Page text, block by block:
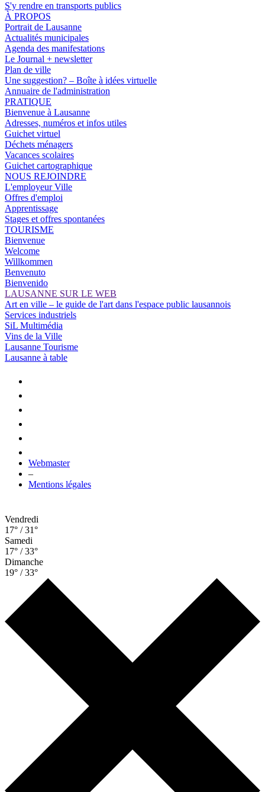
S'y rendre en transports publics
À PROPOS
Portrait de Lausanne
Actualités municipales
Agenda des manifestations
Le Journal + newsletter
Plan de ville
Une suggestion? – Boîte à idées virtuelle
Annuaire de l'administration
PRATIQUE
Bienvenue à Lausanne
Adresses, numéros et infos utiles
Guichet virtuel
Déchets ménagers
Vacances scolaires
Guichet cartographique
NOUS REJOINDRE
L'employeur Ville
Offres d'emploi
Apprentissage
Stages et offres spontanées
TOURISME
Bienvenue
Welcome
Willkommen
Benvenuto
Bienvenido
LAUSANNE SUR LE WEB
Art en ville – le guide de l'art dans l'espace public lausannois
Services industriels
SiL Multimédia
Vins de la Ville
Lausanne Tourisme
Lausanne à table
Webmaster
–
Mentions légales
Vendredi
17° / 31°
Samedi
17° / 33°
Dimanche
19° / 33°